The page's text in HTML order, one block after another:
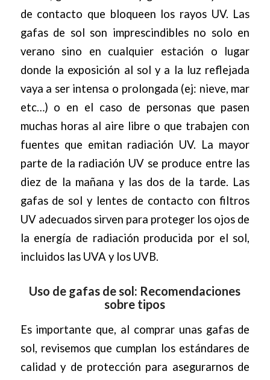
de contacto que bloqueen los rayos UV. Las
gafas de sol son imprescindibles no solo en
verano sino en cualquier estación o lugar
donde la exposición al sol y a la luz reflejada
vaya a ser intensa o prolongada (ej: nieve, mar
etc…) o en el caso de personas que pasen
muchas horas al aire libre o que trabajen con
fuentes que emitan radiación UV. La mayor
parte de la radiación UV se produce entre las
diez de la mañana y las dos de la tarde. Las
gafas de sol y lentes de contacto con filtros
UV adecuados sirven para proteger los ojos de
la energía de radiación producida por el sol,
incluidos las UVA y los UVB.
Uso de gafas de sol: Recomendaciones
sobre tipos
Es importante que, al comprar unas gafas de
sol, revisemos que cumplan los estándares de
calidad y de protección para asegurarnos de